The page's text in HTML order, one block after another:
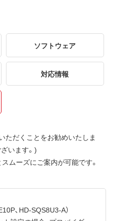
ソフトウェア
対応情報
ただくことをお勧めいたしま
います。)
ムーズにご案内が可能です。
、HD-SQS8U3-A）